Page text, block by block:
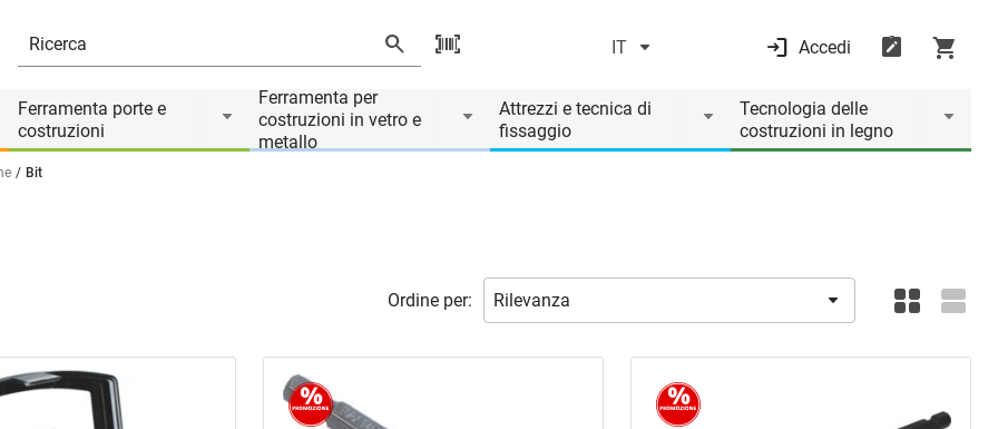
IT Accedi
Ferramenta porte e
costruzioni
Ferramenta per
costruzioni in vetro e
metallo
Attrezzi e tecnica di
fissaggio
Tecnologia delle
costruzioni in legno
Bit
Ordine per: